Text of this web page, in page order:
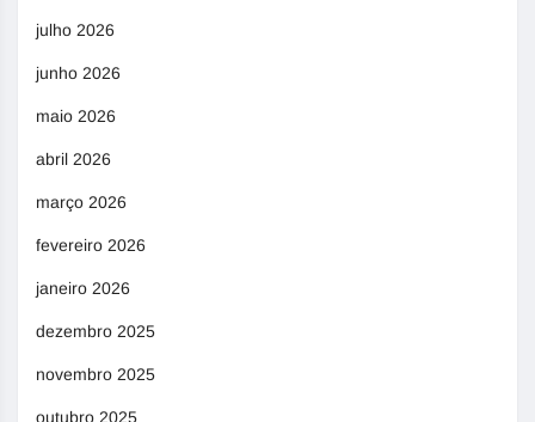
julho 2026
junho 2026
maio 2026
abril 2026
março 2026
fevereiro 2026
janeiro 2026
dezembro 2025
novembro 2025
outubro 2025